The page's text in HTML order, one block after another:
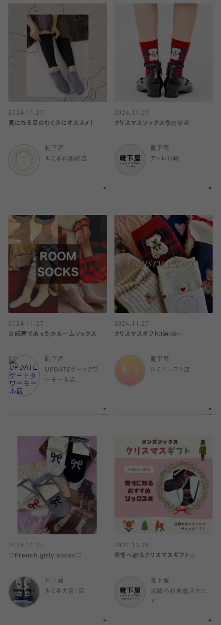
2024.11.27
気になる足のむくみにオススメ！
靴下屋
ルミネ有楽町店
2024.11.27
クリスマスソックス🎅🏻🦌🎁
靴下屋
アトレ川崎
2024.11.27
お部屋であったかルームソックス
靴下屋
UPDATEゲートタワ
ーモール店
2024.11.27
クリスマスギフト3選❕🎁✨
靴下屋
ルミネエスト店
2024.11.27
♡French girly socks♡
靴下屋
ルミネ大宮1店
2024.11.26
男性へ贈るクリスマスギフト☆
靴下屋
武蔵小杉東急スクエ
ア